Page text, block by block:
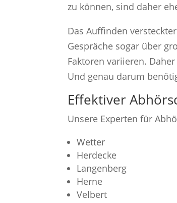
zu können, sind daher
Das Auffinden
Gespräche sogar über
Faktoren variieren.
Und genau darum
Effektiver
Unsere Experten für
Wetter
Herdecke
Langenberg
Herne
Velbert